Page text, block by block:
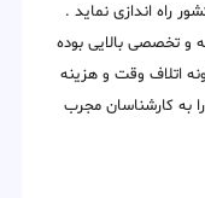
راه اندازی نماید .
و تخصصی بالایی بوده
اتلاف وقت و هزینه
به کارشناسان مجرب